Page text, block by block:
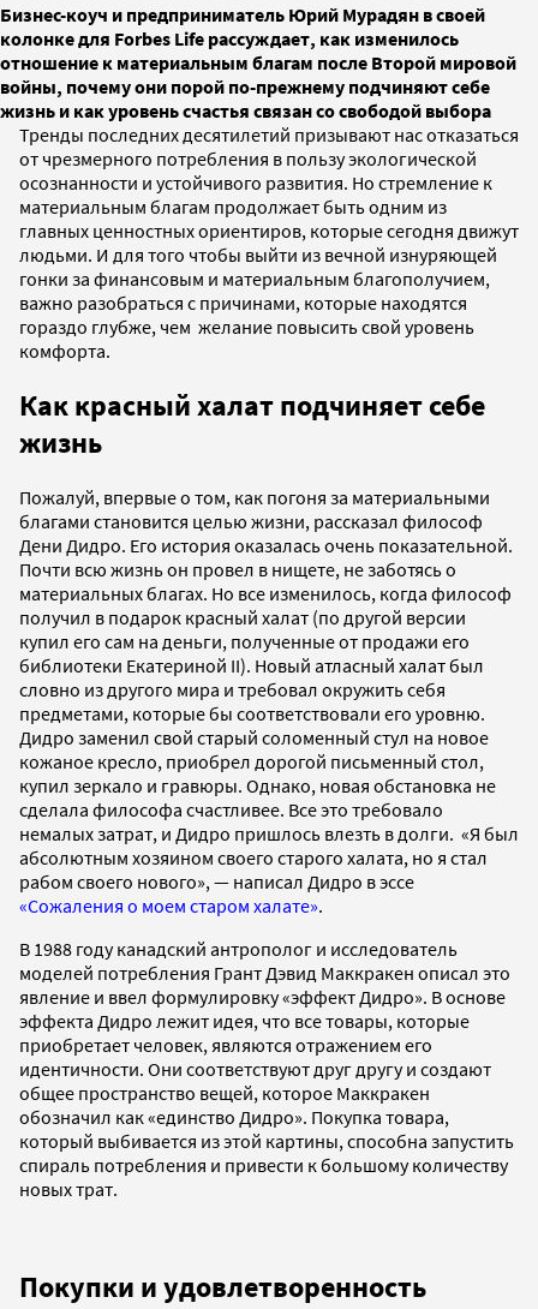
Бизнес-коуч и предприниматель Юрий Мурадян в своей
колонке для Forbes Life рассуждает, как изменилось
отношение к материальным благам после Второй мировой
войны, почему они порой по-прежнему подчиняют себе
жизнь и как уровень счастья связан со свободой выбора
Тренды последних десятилетий призывают нас отказаться
от чрезмерного потребления в пользу экологической
осознанности и устойчивого развития. Но стремление к
материальным благам продолжает быть одним из
главных ценностных ориентиров, которые сегодня движут
людьми. И для того чтобы выйти из вечной изнуряющей
гонки за финансовым и материальным благополучием,
важно разобраться с причинами, которые находятся
гораздо глубже, чем желание повысить свой уровень
комфорта.
Как красный халат подчиняет себе
жизнь
Пожалуй, впервые о том, как погоня за материальными
благами становится целью жизни, рассказал философ
Дени Дидро. Его история оказалась очень показательной.
Почти всю жизнь он провел в нищете, не заботясь о
материальных благах. Но все изменилось, когда философ
получил в подарок красный халат (по другой версии
купил его сам на деньги, полученные от продажи его
библиотеки Екатериной II). Новый атласный халат был
словно из другого мира и требовал окружить себя
предметами, которые бы соответствовали его уровню.
Дидро заменил свой старый соломенный стул на новое
кожаное кресло, приобрел дорогой письменный стол,
купил зеркало и гравюры. Однако, новая обстановка не
сделала философа счастливее. Все это требовало
немалых затрат, и Дидро пришлось влезть в долги. «Я был
абсолютным хозяином своего старого халата, но я стал
рабом своего нового», — написал Дидро в эссе
«Сожаления о моем старом халате».
В 1988 году канадский антрополог и исследователь
моделей потребления Грант Дэвид Маккракен описал это
явление и ввел формулировку «эффект Дидро». В основе
эффекта Дидро лежит идея, что все товары, которые
приобретает человек, являются отражением его
идентичности. Они соответствуют друг другу и создают
общее пространство вещей, которое Маккракен
обозначил как «единство Дидро». Покупка товара,
который выбивается из этой картины, способна запустить
спираль потребления и привести к большому количеству
новых трат.
Покупки и удовлетворенность